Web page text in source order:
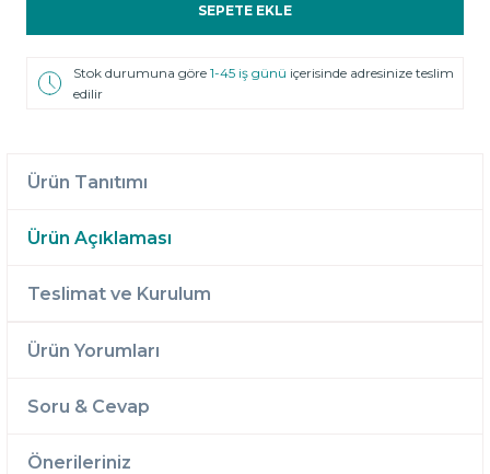
SEPETE EKLE
Stok durumuna göre1-45 iş günü içerisinde adresinize teslim
edilir
Ürün Tanıtımı
Ürün Açıklaması
Teslimat ve Kurulum
Ürün Yorumları
Soru & Cevap
Önerileriniz